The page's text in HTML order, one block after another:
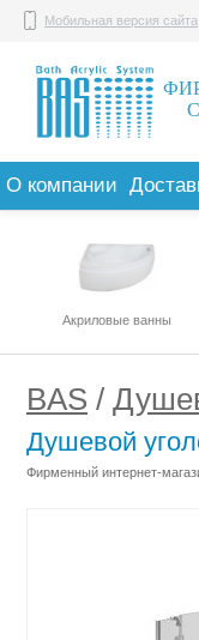
Мобильная версия сайта
О компании
Акриловые ванны
BAS /
Душевой
Фирменный интернет-